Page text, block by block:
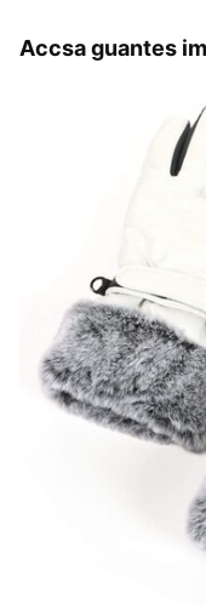
Accsa guantes